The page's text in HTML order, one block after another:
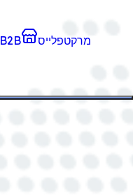
מכירות B2B
מרקטפלייס